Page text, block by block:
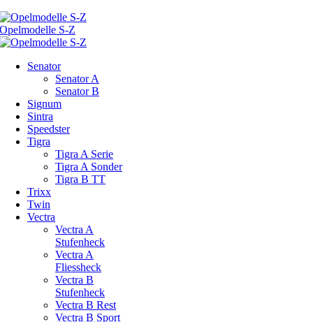
Senator
Senator A
Senator B
Signum
Sintra
Speedster
Tigra
Tigra A Serie
Tigra A Sonder
Tigra B TT
Trixx
Twin
Vectra
Vectra A
Stufenheck
Vectra A
Fliessheck
Vectra B
Stufenheck
Vectra B Rest
Vectra B Sport